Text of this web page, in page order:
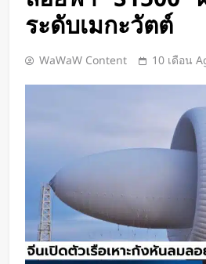
เปิดตัว CMF
รุ่นแรก! มาพร้อม
ชั่วโมง
Spotify เพิ่มโหมด
ตามความเร็วแล
Meta Horizon+
Pass เปลี่ยนแว่น
กลายเป็นจอเกม
ชัดแม้แสงน้อย!
Vision มองกลา
2 วัน Ago
เปลี่ยนขยะพลาส
ระดับเมกะวัตต์
WaWaW Content 10 เดือน